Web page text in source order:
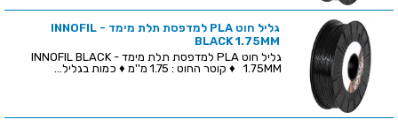
גליל חוט PLA למדפסת תלת מימד - INNOFIL
BLACK 1.75MM
גליל חוט PLA למדפסת תלת מימד - INNOFIL BLACK
1.75MM ♦ קוטר החוט : 1.75 מ''מ ♦ כמות בגליל...